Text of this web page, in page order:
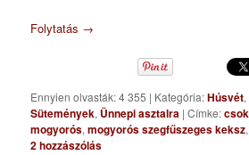
Folytatás →
Ennyien olvasták: 4 355 | Kategória:Húsvét,
Sütemények, Ünnepi asztalra |Címke:
mogyorós,mogyorós szegfűszeges keksz
2hozzászólás